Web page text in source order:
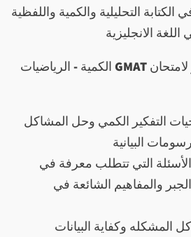
التحليلية والكمية واللفظية
اللغة الانجليزية
GMAT الكمية - الرياضيات
التفكير الكمي وحل المشاكل
البيانية
التي تتطلب معرفة في
والمفاهيم الشائعة في
المشكله وكفاية البيانات